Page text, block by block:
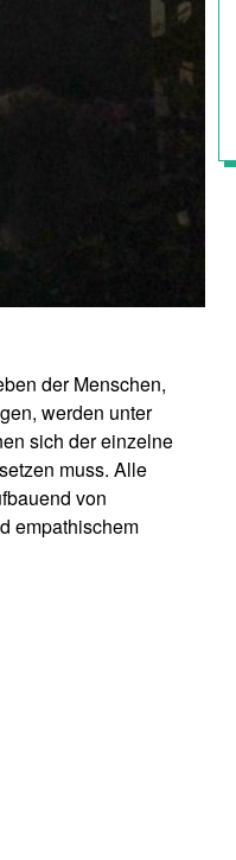
der Menschen,
werden unter
sich der einzelne
muss. Alle
von
empathischem